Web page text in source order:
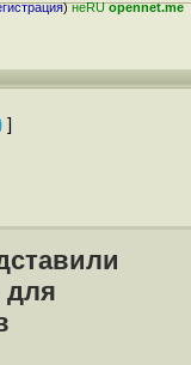
)неRUopennet.me
]
для